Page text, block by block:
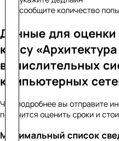
сообщите количество
Данные для оценки
курсу «Архитектура
вычислительных
компьютерных
Чем подробнее вы отправите
получится оценить сроки и
Минимальный список